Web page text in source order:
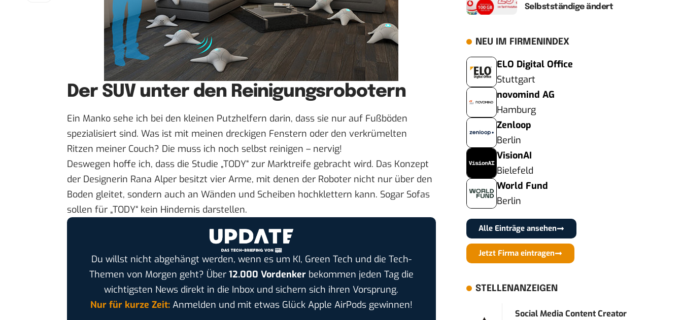
Der SUV unter den Reinigungsrobotern
Ein Manko sehe ich bei den kleinen Putzhelfern darin, dass sie nur auf Fußböden
spezialisiert sind. Was ist mit meinen dreckigen Fenstern oder den verkrümelten
Ritzen meiner Couch? Die muss ich noch selbst reinigen – nervig!
Deswegen hoffe ich, dass die Studie „TODY“ zur Marktreife gebracht wird. Das Konzept
der Designerin Rana Alper besitzt vier Arme, mit denen der Roboter nicht nur über den
Boden gleitet, sondern auch an Wänden und Scheiben hochklettern kann. Sogar Sofas
sollen für „TODY“ kein Hindernis darstellen.
Du willst nicht abgehängt werden, wenn es um KI, Green Tech und die Tech-
Themen von Morgen geht? Über 12.000 Vordenkerbekommen jeden Tag die
wichtigsten News direkt in die Inbox und sichern sich ihren Vorsprung.
Nur für kurze Zeit:Anmelden und mit etwas Glück Apple AirPods gewinnen!
Selbstständige ändert
NEU IM FIRMENINDEX
ELO Digital Office
Stuttgart
novomind AG
Hamburg
Zenloop
Berlin
VisionAI
Bielefeld
World Fund
Berlin
Alle Einträge ansehen
Jetzt Firma eintragen
STELLENANZEIGEN
Social Media Content Creator